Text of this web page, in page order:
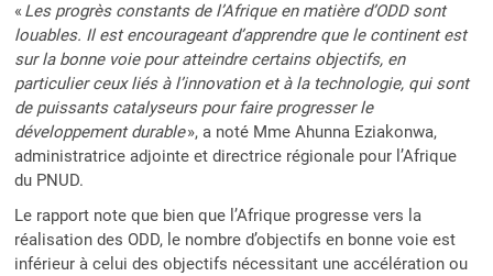
« Les progrès constants de l’Afrique en matière d’ODD sont
louables. Il est encourageant d’apprendre que le continent est
sur la bonne voie pour atteindre certains objectifs, en
particulier ceux liés à l’innovation et à la technologie, qui sont
de puissants catalyseurs pour faire progresser le
développement durable», a noté Mme Ahunna Eziakonwa,
administratrice adjointe et directrice régionale pour l’Afrique
du PNUD.
Le rapport note que bien que l’Afrique progresse vers la
réalisation des ODD, le nombre d’objectifs en bonne voie est
inférieur à celui des objectifs nécessitant une accélération ou